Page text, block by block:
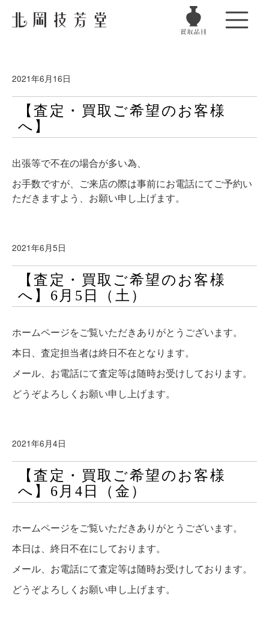
2021年6月16日
【査定・買取ご希望のお客様
へ】
出張等で不在の場合が多い為、
お手数ですが、ご来店の際は事前にお電話にてご予約い
ただきますよう、お願い申し上げます。
2021年6月5日
【査定・買取ご希望のお客様
へ】6月5日（土）
ホームページをご覧いただきありがとうございます。
本日、査定担当者は終日不在となります。
メール、お電話にて査定等は随時お受けしております。
どうぞよろしくお願い申し上げます。
2021年6月4日
【査定・買取ご希望のお客様
へ】6月4日（金）
ホームページをご覧いただきありがとうございます。
本日は、終日不在にしております。
メール、お電話にて査定等は随時お受けしております。
どうぞよろしくお願い申し上げます。